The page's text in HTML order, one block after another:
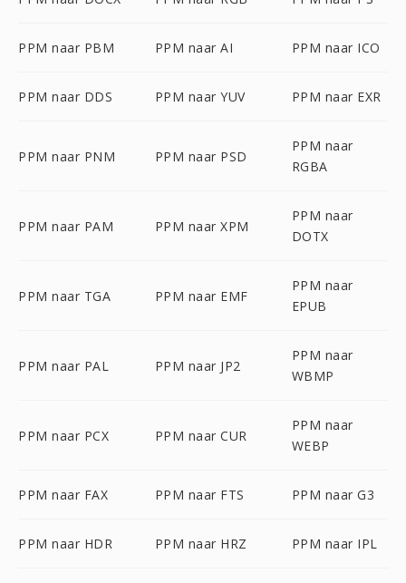
PPM naar PBM PPM naar AI PPM naar ICO
PPM naar DDS PPM naar YUV PPM naar EXR
PPM naar PNM PPM naar PSD
PPM naar
RGBA
PPM naar PAM PPM naar XPM
PPM naar
DOTX
PPM naar TGA PPM naar EMF
PPM naar
EPUB
PPM naar PAL PPM naar JP2
PPM naar
WBMP
PPM naar PCX PPM naar CUR
PPM naar
WEBP
PPM naar FAX PPM naar FTS PPM naar G3
PPM naar HDR PPM naar HRZ PPM naar IPL